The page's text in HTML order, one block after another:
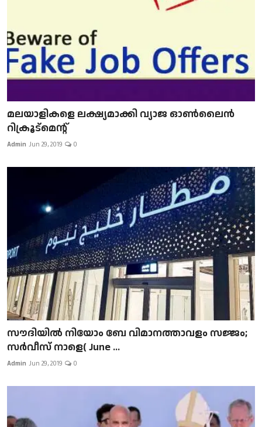
മലയാളികളെ ലക്ഷ്യമാക്കി വ്യാജ ഓൺലൈൻ
റിക്രൂട്മെന്റ്
Admin Jun 29, 2019 0
സൗദിയിൽ നിയോം ബേ വിമാനത്താവളം സജ്ജം;
സർവീസ് നാളെ( June ...
Admin Jun 29, 2019 0